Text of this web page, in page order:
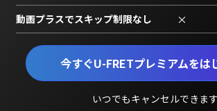
今すぐU-FRETプレミアムをは
いつでもキャンセルできます
動画プラスでスキップ制限なし ×